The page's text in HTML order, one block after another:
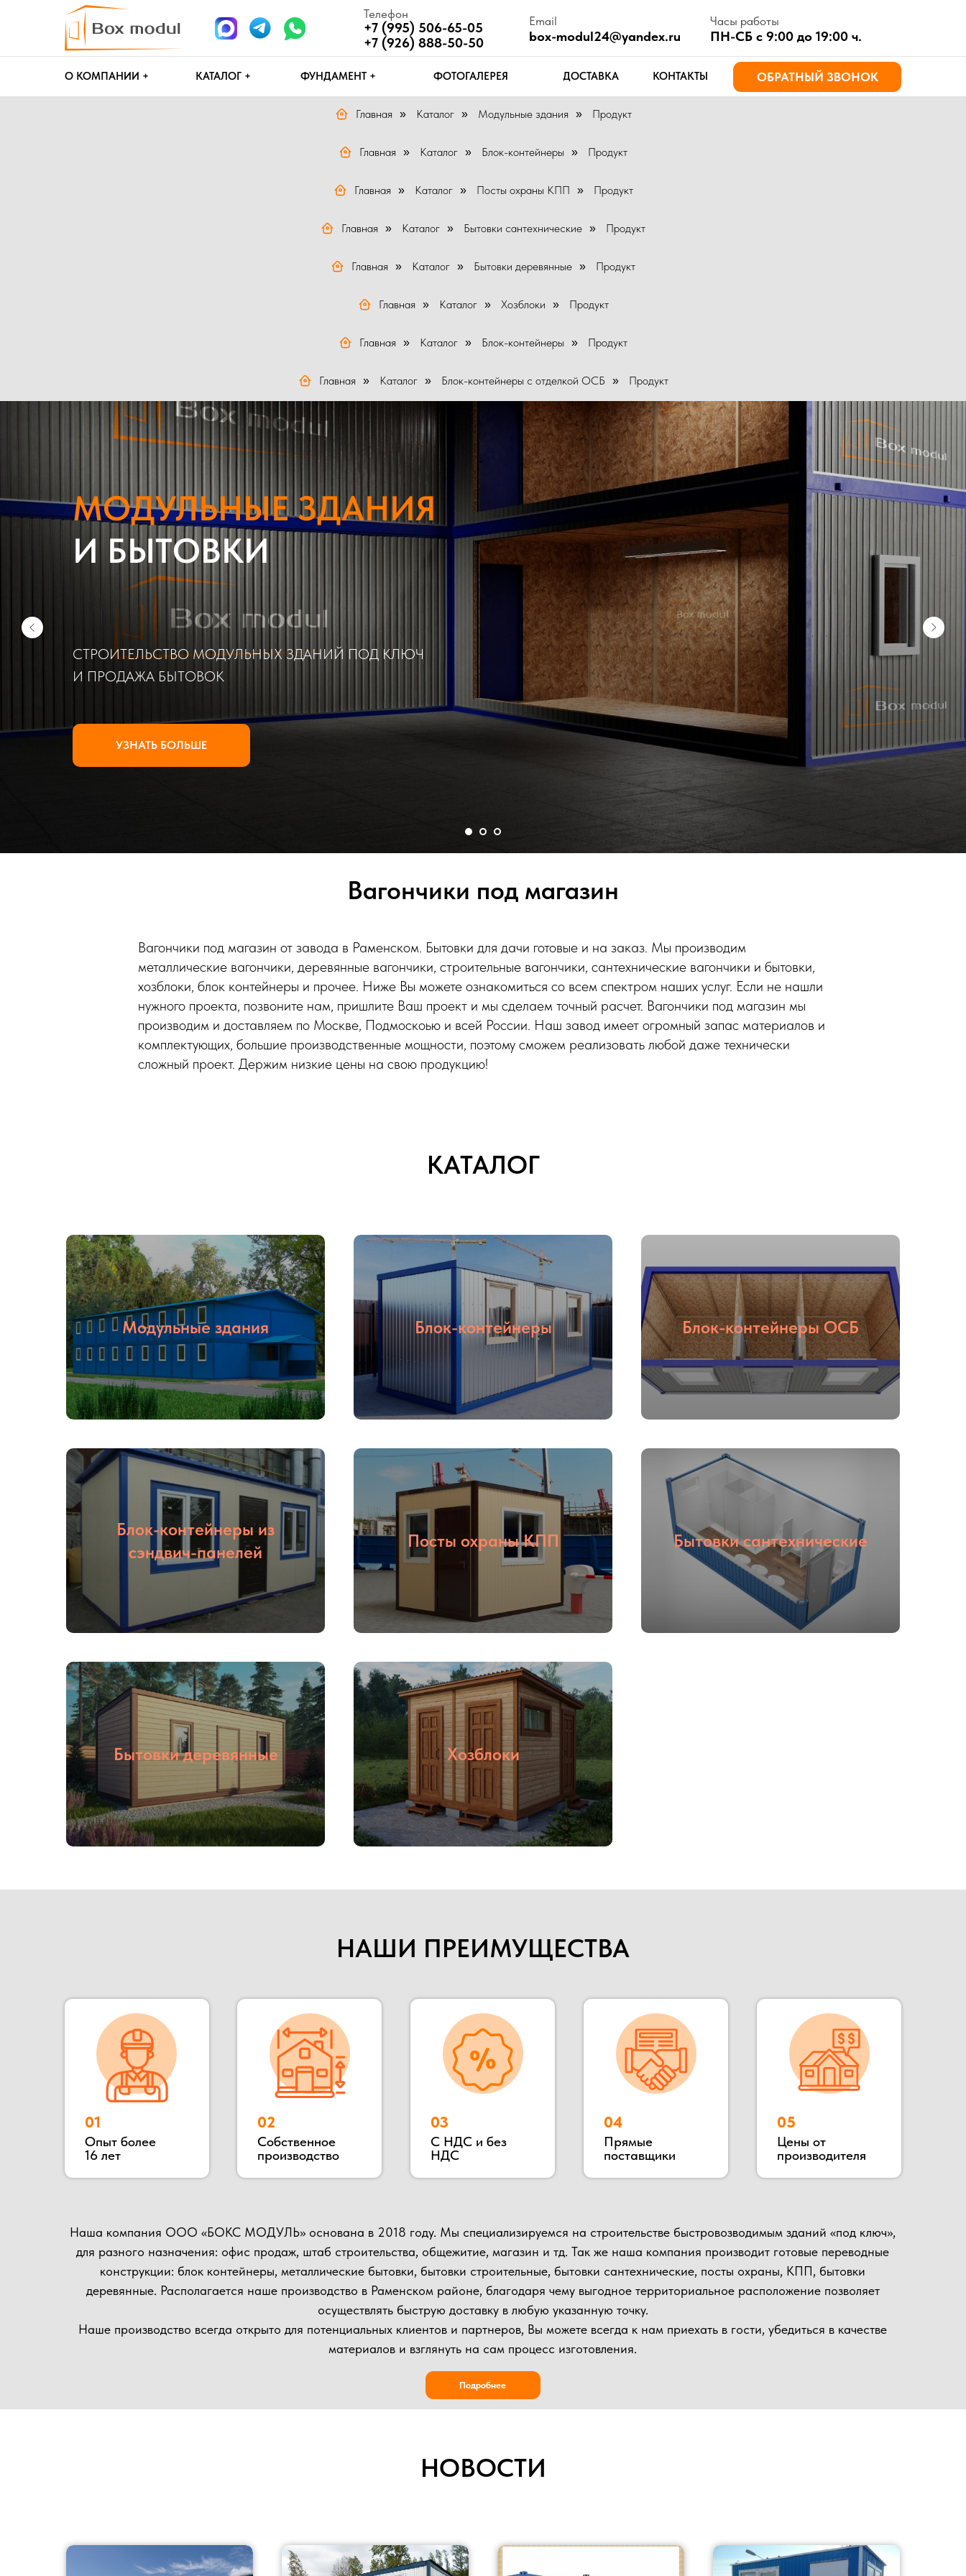
Телефон
+7 (995) 506-65-05
+7 (926) 888-50-50
box-modul24@yandex.ru ПН-СБ с 9:00 до 19:00 ч.
ОБРАТНЫЙ ЗВОНОК
Главная » Каталог » Модульные здания » Продукт
Главная » Каталог » Блок-контейнеры » Продукт
Главная » Каталог » Посты охраны КПП » Продукт
Главная » Каталог » Бытовки сантехнические » Продукт
Главная » Каталог » Бытовки деревянные » Продукт
Главная » Каталог » Хозблоки » Продукт
Главная » Каталог » Блок-контейнеры » Продукт
Главная » Каталог » Блок-контейнеры с отделкой ОСБ » Продукт
МОДУЛЬНЫЕ ЗДАНИЯ
И БЫТОВКИ
СТРОИТЕЛЬСТВО МОДУЛЬНЫХ ЗДАНИЙ ПОД КЛЮЧ
И ПРОДАЖА БЫТОВОК
УЗНАТЬ БОЛЬШЕ
Вагончики под магазин
Вагончики под магазин от завода в Раменском. Бытовки для дачи готовые и на заказ. Мы производим
металлические вагончики, деревянные вагончики, строительные вагончики, сантехнические вагончики и бытовки,
хозблоки, блок контейнеры и прочее. Ниже Вы можете ознакомиться со всем спектром наших услуг. Если не нашли
нужного проекта, позвоните нам, пришлите Ваш проект и мы сделаем точный расчет. Вагончики под магазин мы
производим и доставляем по Москве, Подмоскоью и всей России. Наш завод имеет огромный запас материалов и
комплектующих, большие производственные мощности, поэтому сможем реализовать любой даже технически
сложный проект. Держим низкие цены на свою продукцию!
КАТАЛОГ
Модульные здания Блок-контейнеры Блок-контейнеры ОСБ
Блок-контейнеры из
сэндвич-панелей
Посты охраны КПП Бытовки сантехнические
Бытовки деревянные Хозблоки
НАШИ ПРЕИМУЩЕСТВА
01 02 03 04 05
для разного назначения: офис продаж, штаб строительства, общежитие, магазин и тд. Так же наша компания производит готовые переводные
конструкции: блок контейнеры, металлические бытовки, бытовки строительные, бытовки сантехнические, посты охраны, КПП, бытовки
деревянные. Располагается наше производство в Раменском районе, благодаря чему выгодное территориальное расположение позволяет
осуществлять быструю доставку в любую указанную точку.
Наше производство всегда открыто для потенциальных клиентов и партнеров, Вы можете всегда к нам приехать в гости, убедиться в качестве
материалов и взглянуть на сам процесс изготовления.
Подробнее
НОВОСТИ